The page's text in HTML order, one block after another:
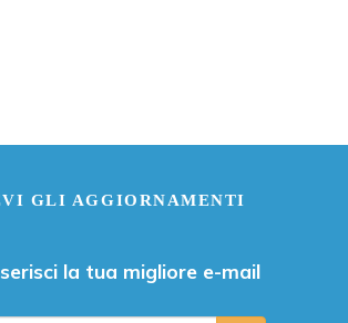
GLI AGGIORNAMENTI
la tua migliore e-mail